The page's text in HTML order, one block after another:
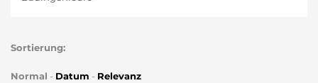
Sortierung:
Normal - Datum - Relevanz